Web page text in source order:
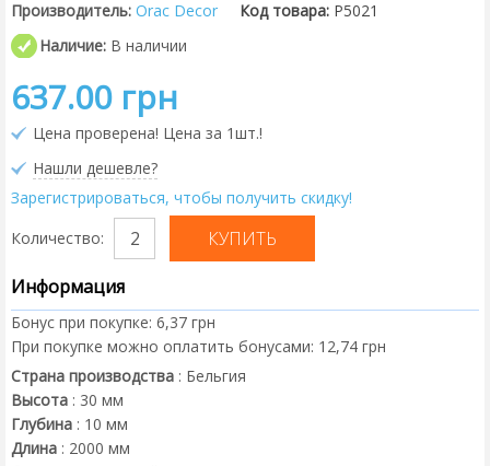
Производитель: Orac Decor Код товара: P5021
Наличие: В наличии
637.00 грн
Цена проверена! Цена за 1шт.!
Нашли дешевле?
Зарегистрироваться, чтобы получить скидку!
Количество:
Информация
Бонус при покупке: 6,37 грн
При покупке можно оплатить бонусами: 12,74 грн
Страна производства : Бельгия
Высота : 30 мм
Глубина : 10 мм
Длина : 2000 мм